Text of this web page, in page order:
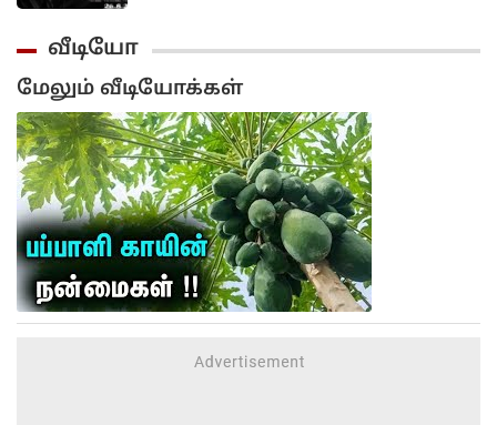
செய்யப்பட்டு இந்தியா முழுவதும்
பல கோடி வசூலை அள்ளியது.
வீடியோ
மேலும் வீடியோக்கள்